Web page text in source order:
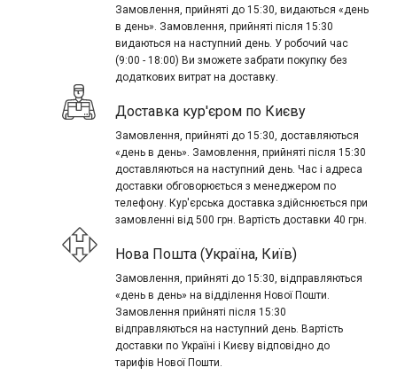
Замовлення, прийняті до 15:30, видаються «день
в день». Замовлення, прийняті після 15:30
видаються на наступний день. У робочий час
(9:00 - 18:00) Ви зможете забрати покупку без
додаткових витрат на доставку.
Доставка кур'єром по Києву
Замовлення, прийняті до 15:30, доставляються
«день в день». Замовлення, прийняті після 15:30
доставляються на наступний день. Час і адреса
доставки обговорюється з менеджером по
телефону. Кур'єрська доставка здійснюється при
замовленні від 500 грн. Вартість доставки 40 грн.
Нова Пошта (Україна, Київ)
Замовлення, прийняті до 15:30, відправляються
«день в день» на відділення Нової Пошти.
Замовлення прийняті після 15:30
відправляються на наступний день. Вартість
доставки по Україні і Києву відповідно до
тарифів Нової Пошти.